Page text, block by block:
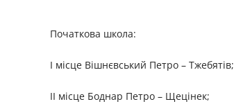
Початкова школа:
І місце Вішнєвський Петро – Тжебятів;
ІІ місце Боднар Петро – Щецінек;